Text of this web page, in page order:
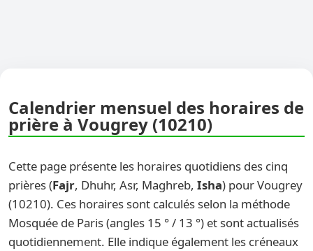
Calendrier mensuel des horaires de
prière à Vougrey (10210)
Cette page présente les horaires quotidiens des cinq
prières (Fajr, Dhuhr, Asr, Maghreb, Isha) pour Vougrey
(10210). Ces horaires sont calculés selon la méthode
Mosquée de Paris (angles 15 ° / 13 °) et sont actualisés
quotidiennement. Elle indique également les créneaux